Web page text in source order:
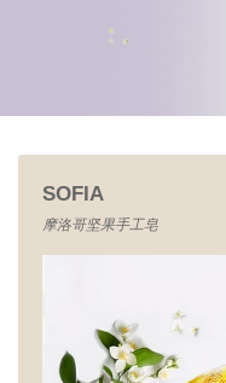
SOFIA
摩洛哥坚果手工皂